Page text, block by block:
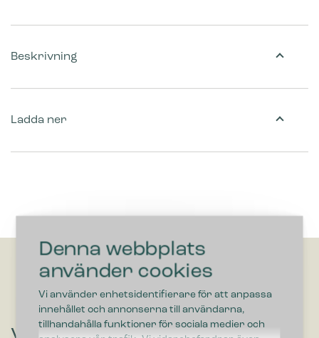
Denna webbplats
använder cookies
Vi använder enhetsidentifierare för att anpassa
innehållet och annonserna till användarna,
tillhandahålla funktioner för sociala medier och
Beskrivning
Ladda ner